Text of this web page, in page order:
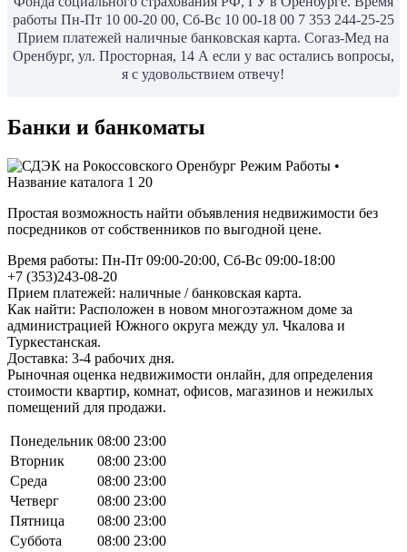
работы Пн-Пт 10 00-20 00, Сб-Вс 10 00-18 00 7 353 244-25-25
Прием платежей наличные банковская карта. Согаз-Мед на
Оренбург, ул. Просторная, 14 А если у вас остались вопросы,
я с удовольствием отвечу!
Банки и банкоматы
Простая возможность найти объявления недвижимости без
посредников от собственников по выгодной цене.
Время работы: Пн-Пт 09:00-20:00, Сб-Вс 09:00-18:00
+7 (353)243-08-20
Прием платежей: наличные / банковская карта.
Как найти: Расположен в новом многоэтажном доме за
администрацией Южного округа между ул. Чкалова и
Туркестанская.
Доставка: 3-4 рабочих дня.
Рыночная оценка недвижимости онлайн, для определения
стоимости квартир, комнат, офисов, магазинов и нежилых
помещений для продажи.
Понедельник 08:00 23:00
Вторник
08:00 23:00
Среда
08:00 23:00
Четверг
08:00 23:00
Пятница
08:00 23:00
Суббота
08:00 23:00